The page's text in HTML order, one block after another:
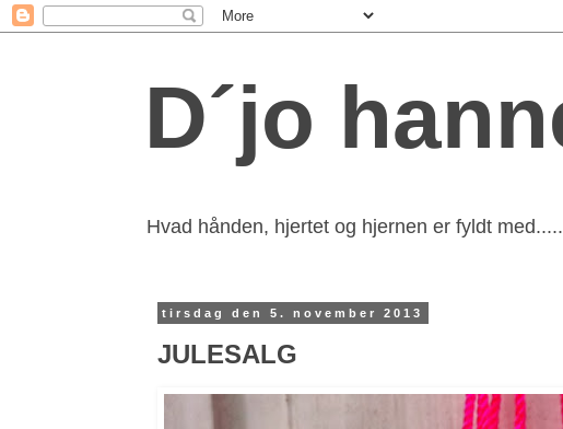
D´jo
Hvad hånden, hjertet og hjernen er fyldt med.....
tirsdag den 5. november 2013
JULESALG